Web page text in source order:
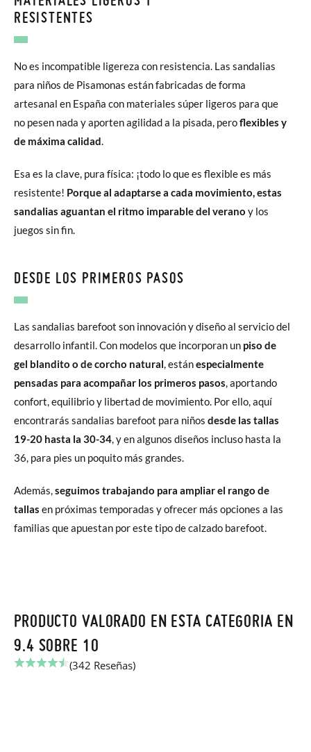
RESISTENTES
No es incompatible ligereza con resistencia. Las sandalias
para niños de Pisamonas están fabricadas de forma
artesanal en España con materiales súper ligeros para que
no pesen nada y aporten agilidad a la pisada, peroflexibles y
de máxima calidad.
Esa es la clave, pura física: ¡todo lo que es flexible es más
resistente! Porque al adaptarse a cada movimiento, estas
sandalias aguantan el ritmo imparable del verano y los
juegos sin fin.
DESDE LOS PRIMEROS PASOS
Las sandalias barefoot son innovación y diseño al servicio del
desarrollo infantil. Con modelos que incorporan un piso de
gel blandito o de corcho natural, estánespecialmente
pensadas para acompañar los primeros pasos, aportando
confort, equilibrio y libertad de movimiento. Por ello, aquí
encontrarás sandalias barefoot para niños desde las tallas
19-20 hasta la 30-34, y en algunos diseños incluso hasta la
36, para pies un poquito más grandes.
Además,seguimos trabajando para ampliar el rango de
tallas en próximas temporadas y ofrecer más opciones a las
familias que apuestan por este tipo de calzado barefoot.
PRODUCTO VALORADO EN ESTA CATEGORIA EN
9.4 SOBRE 10
(342 Reseñas)